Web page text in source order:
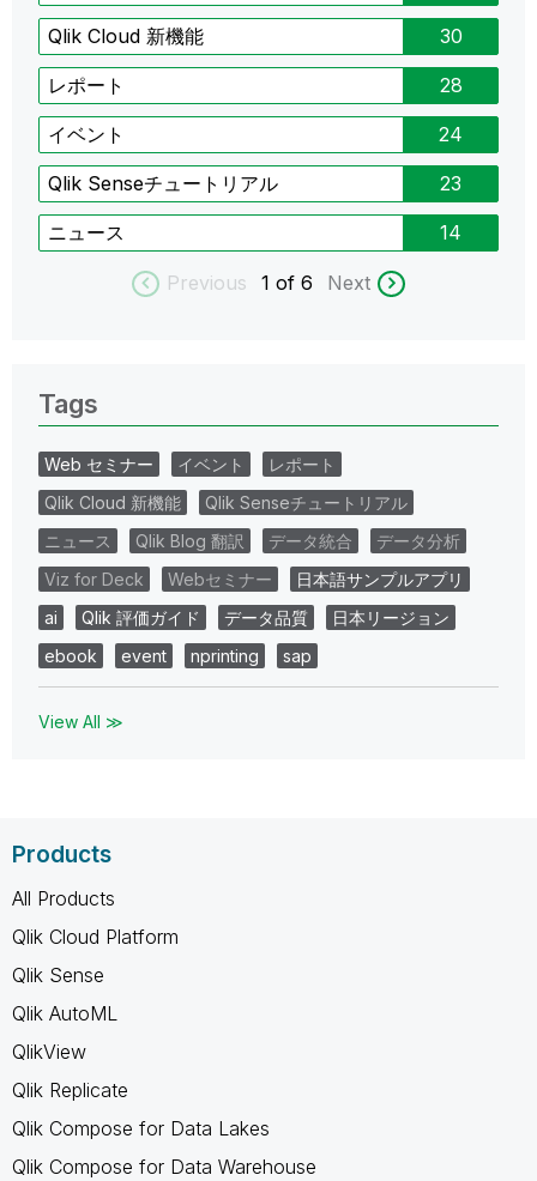
Qlik Cloud 新機能 30
レポート 28
イベント 24
Qlik Senseチュートリアル 23
ニュース 14
Previous 1 of 6 Next
Tags
Web セミナー イベント
レポート
Qlik Cloud 新機能
Qlik Senseチュートリアル
ニュース
Qlik Blog 翻訳 データ統合
データ分析
Viz for Deck
Webセミナー
日本語サンプルアプリ
ai
Qlik 評価ガイド データ品質
日本リージョン
ebook
event nprinting sap
View All ≫
Products
All Products
Qlik Cloud Platform
Qlik Sense
Qlik AutoML
QlikView
Qlik Replicate
Qlik Compose for Data Lakes
Qlik Compose for Data Warehouse